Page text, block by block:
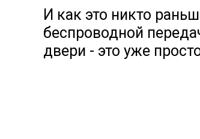
И как это никто
беспроводной
двери - это уже